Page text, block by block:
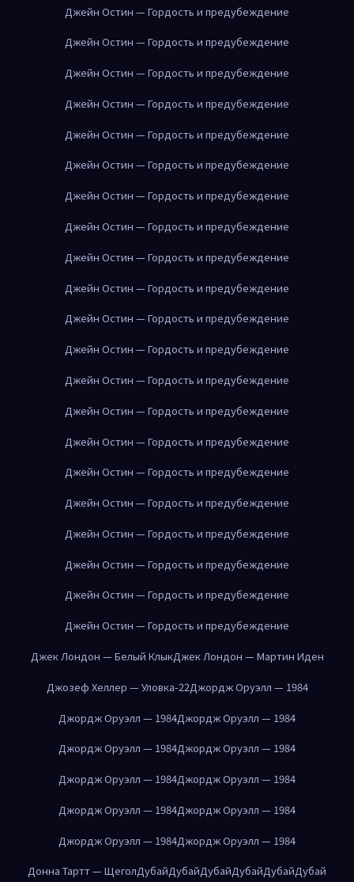
Джейн Остин — Гордость и предубеждение
Джейн Остин — Гордость и предубеждение
Джейн Остин — Гордость и предубеждение
Джейн Остин — Гордость и предубеждение
Джейн Остин — Гордость и предубеждение
Джейн Остин — Гордость и предубеждение
Джейн Остин — Гордость и предубеждение
Джейн Остин — Гордость и предубеждение
Джейн Остин — Гордость и предубеждение
Джейн Остин — Гордость и предубеждение
Джейн Остин — Гордость и предубеждение
Джейн Остин — Гордость и предубеждение
Джейн Остин — Гордость и предубеждение
Джейн Остин — Гордость и предубеждение
Джейн Остин — Гордость и предубеждение
Джейн Остин — Гордость и предубеждение
Джейн Остин — Гордость и предубеждение
Джейн Остин — Гордость и предубеждение
Джейн Остин — Гордость и предубеждение
Джейн Остин — Гордость и предубеждение
Джейн Остин — Гордость и предубеждение
Джек Лондон — Белый КлыкДжек Лондон — Мартин Иден
Джозеф Хеллер — Уловка-22Джордж Оруэлл — 1984
Джордж Оруэлл — 1984Джордж Оруэлл — 1984
Джордж Оруэлл — 1984Джордж Оруэлл — 1984
Джордж Оруэлл — 1984Джордж Оруэлл — 1984
Джордж Оруэлл — 1984Джордж Оруэлл — 1984
Джордж Оруэлл — 1984Джордж Оруэлл — 1984
Донна Тартт — ЩеголДубайДубайДубайДубайДубайДубай